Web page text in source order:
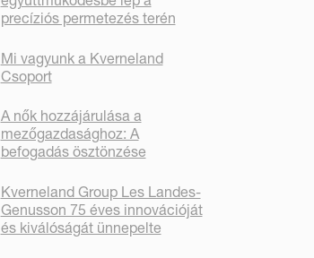
precíziós permetezés terén
Mi vagyunk a Kverneland
Csoport
A nők hozzájárulása a
mezőgazdasághoz: A
befogadás ösztönzése
Kverneland Group Les Landes-
Genusson 75 éves innovációját
és kiválóságát ünnepelte